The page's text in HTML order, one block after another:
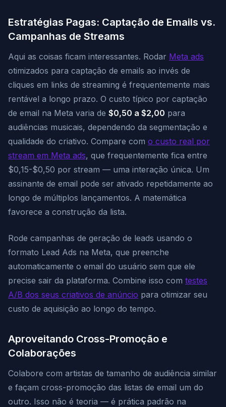
Estratégias Pagas: Captação de Emails vs.
Campanhas de Streams
Aqui as coisas ficam interessantes. Rodar Meta ads
otimizados para captação de emails ao invés de
cliques em links de streaming é frequentemente mais
rentável a longo prazo. O custo típico por captação
de email na Meta varia de $0,50 a $2,00 para
audiências musicais, dependendo da segmentação e
qualidade do criativo. Compare com o custo real por
stream em Meta ads, que frequentemente fica entre
$0,15-$0,50 por stream — uma interação única. Um
assinante de email pode ser ativado repetidamente ao
longo de múltiplos lançamentos. A matemática
favorece a construção da lista.
Rode campanhas de geração de leads usando o
formato Lead Ads na Meta, que preenche
automaticamente o email do usuário sem que ele
precise sair da plataforma. Combine isso com testes
A/B dos seus criativos de anúncio para otimizar seu
custo de aquisição ao longo do tempo.
Aproveitando Cross-Promoção e
Colaborações
Colabore com artistas de tamanho de audiência similar
e façam cross-promoção das listas de email um do
outro. Isso não é teoria — é prática padrão na